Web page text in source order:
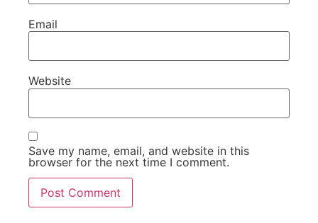
Email
Website
Save my name, email, and website in this
browser for the next time I comment.